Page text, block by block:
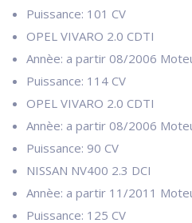
Puissance: 101 CV
OPEL VIVARO 2.0 CDTI
Annèe: a partir 08/2006
Puissance: 114 CV
OPEL VIVARO 2.0 CDTI
Annèe: a partir 08/2006
Puissance: 90 CV
NISSAN NV400 2.3 DCI
Annèe: a partir 11/2011
Puissance: 125 CV